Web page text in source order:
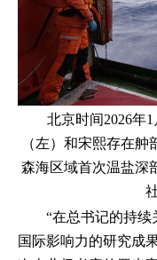
北京时间2026年
（左）和宋熙存在
森海区域首次温盐深
“在总书记的持
国际影响力的研究成